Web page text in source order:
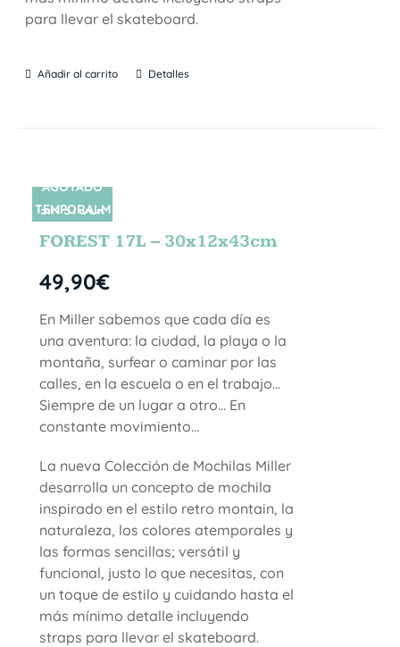
para llevar el skateboard.
Añadir al carrito Detalles
SIN STOCK
AGOTADO
TEMPORALM
ENTE
FOREST 17L – 30x12x43cm
49,90€
En Miller sabemos que cada día es
una aventura: la ciudad, la playa o la
montaña, surfear o caminar por las
calles, en la escuela o en el trabajo…
Siempre de un lugar a otro… En
constante movimiento…
La nueva Colección de Mochilas Miller
desarrolla un concepto de mochila
inspirado en el estilo retro montain, la
naturaleza, los colores atemporales y
las formas sencillas; versátil y
funcional, justo lo que necesitas, con
un toque de estilo y cuidando hasta el
más mínimo detalle incluyendo
straps para llevar el skateboard.